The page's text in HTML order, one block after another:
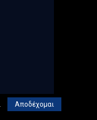
Αποδέχομαι